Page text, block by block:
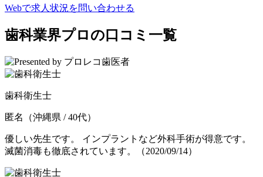
Webで求人状況を問い合わせる
歯科業界プロの口コミ一覧
歯科衛生士
匿名 （沖縄県 / 40代）
優しい先生です。 インプラントなど外科手術が得意です。
滅菌消毒も徹底されています。
（2020/09/14）